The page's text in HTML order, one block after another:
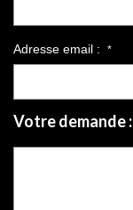
Adresse email : *
Votre demande :